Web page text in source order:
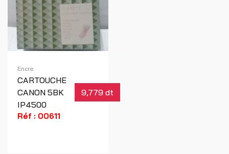
Encre
CARTOUCHE
CANON 5BK
IP4500
9,779 dt
Réf : 00611